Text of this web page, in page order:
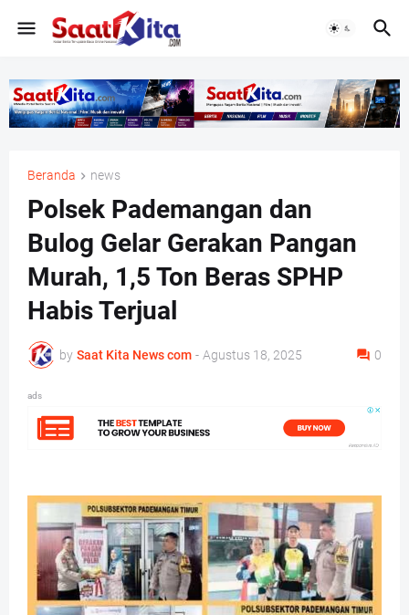
Beranda news
Polsek Pademangan dan
Bulog Gelar Gerakan Pangan
Murah, 1,5 Ton Beras SPHP
Habis Terjual
by Saat Kita News com - Agustus 18, 2025 0
ads